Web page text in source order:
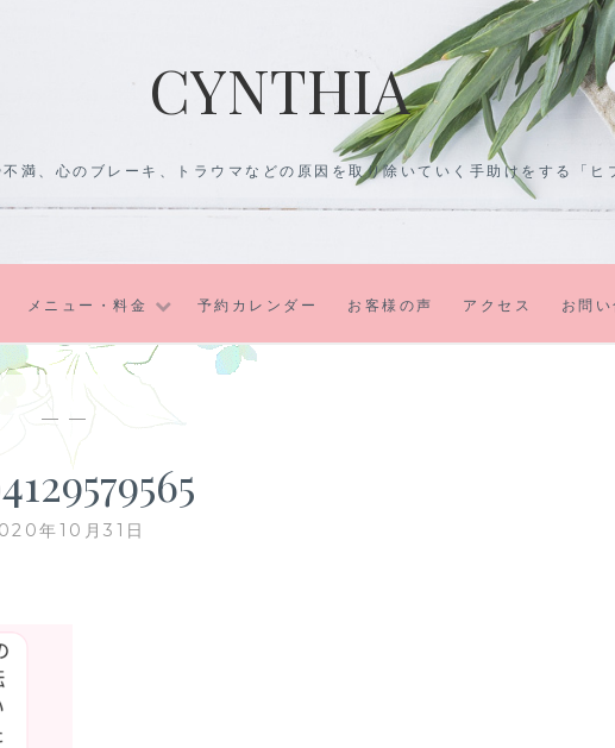
CYNTHIA
満、心のブレーキ、トラウマなどの原因を取り除いていく手助けをする「ヒ
メニュー・料金 予約カレンダー お客様の声 アクセス お問
— —
年10月31日